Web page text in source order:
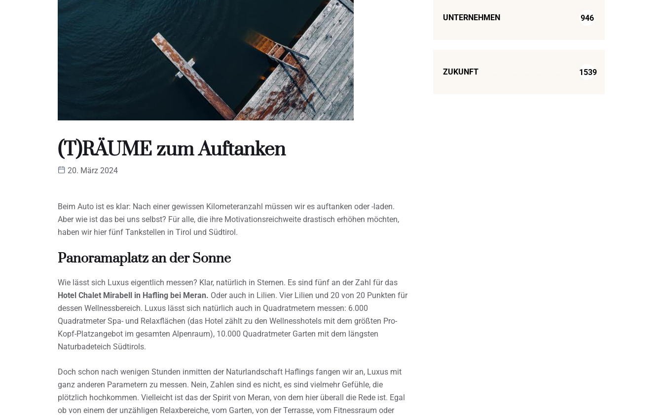
(T)RÄUME zum Auftanken
20. März 2024
Beim Auto ist es klar: Nach einer gewissen Kilometeranzahl müssen wir es auftanken oder -laden.
Aber wie ist das bei uns selbst? Für alle, die ihre Motivationsreichweite drastisch erhöhen möchten,
haben wir hier fünf Tankstellen in Tirol und Südtirol.
Panoramaplatz an der Sonne
Wie lässt sich Luxus eigentlich messen? Klar, natürlich in Sternen. Es sind fünf an der Zahl für das
Hotel Chalet Mirabell in Hafling bei Meran. Oder auch in Lilien. Vier Lilien und 20 von 20 Punkten für
dessen Wellnessbereich. Luxus lässt sich natürlich auch in Quadratmetern messen: 6.000
Quadratmeter Spa- und Relaxflächen (das Hotel zählt zu den Wellnesshotels mit dem größten Pro-
Kopf-Platzangebot im gesamten Alpenraum), 10.000 Quadratmeter Garten mit dem längsten
Naturbadeteich Südtirols.
Doch schon nach wenigen Stunden inmitten der Naturlandschaft Haflings fangen wir an, Luxus mit
ganz anderen Parametern zu messen. Nein, Zahlen sind es nicht, es sind vielmehr Gefühle, die
plötzlich hochkommen. Vielleicht ist das der Spirit von Meran, von dem hier überall die Rede ist. Egal
ob von einem der unzähligen Relaxbereiche, vom Garten, von der Terrasse, vom Fitnessraum oder
UNTERNEHMEN 946
ZUKUNFT 1539